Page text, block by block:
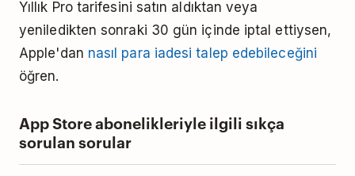
Yıllık Pro tarifesini satın aldıktan veya
yeniledikten sonraki 30 gün içinde iptal ettiysen,
Apple'dan nasıl para iadesi talep edebileceğini
öğren.
App Store abonelikleriyle ilgili sıkça
sorulan sorular